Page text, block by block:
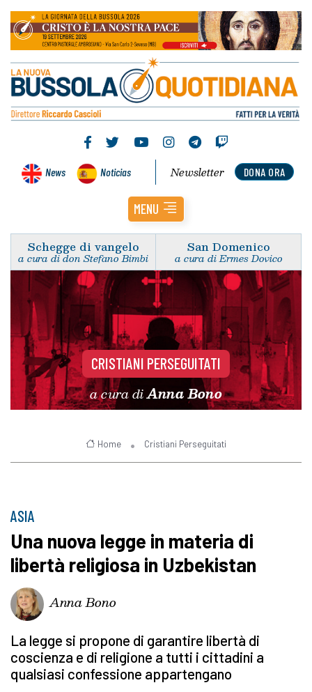
News Noticias DONA ORA
Newsletter
MENU
Schegge di vangelo
a cura di don Stefano Bimbi
San Domenico
a cura di Ermes Dovico
CRISTIANI PERSEGUITATI
a cura diAnna Bono
Home Cristiani Perseguitati
ASIA
Una nuova legge in materia di
libertà religiosa in Uzbekistan
Anna Bono
La legge si propone di garantire libertà di
coscienza e di religione a tutti i cittadini a
qualsiasi confessione appartengano